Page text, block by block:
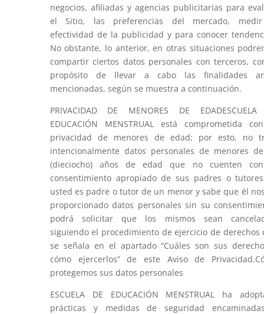
negocios, afiliadas y agencias publicitarias para
el Sitio, las preferencias del mercado,
efectividad de la publicidad y para conocer
No obstante, lo anterior, en otras situaciones
compartir ciertos datos personales con terceros,
propósito de llevar a cabo las finalidades
mencionadas, según se muestra a continuación.
PRIVACIDAD DE MENORES DE
EDUCACIÓN MENSTRUAL está comprometida
privacidad de menores de edad; por esto, no
intencionalmente datos personales de menores
(dieciocho) años de edad que no cuenten
consentimiento apropiado de sus padres o
usted es padre o tutor de un menor y sabe que él
proporcionado datos personales sin su
podrá solicitar que los mismos sean
siguiendo el procedimiento de ejercicio de derechos
se señala en el apartado “Cuáles son sus
cómo ejercerlos” de este Aviso de
protegemos sus datos personales
ESCUELA DE EDUCACIÓN MENSTRUAL ha
prácticas y medidas de seguridad